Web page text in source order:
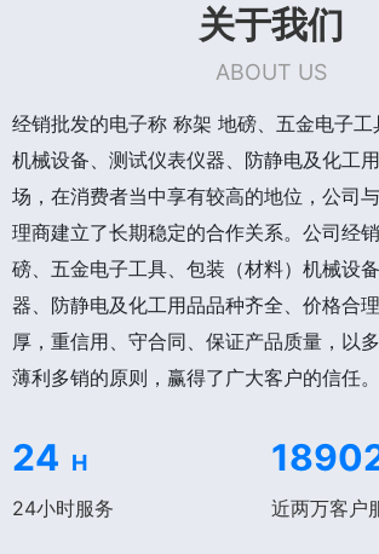
关于我们
ABOUT US
经销批发的电子称 称架 地磅、五金电子工
机械设备、测试仪表仪器、防静电及化工
场，在消费者当中享有较高的地位，公司
理商建立了长期稳定的合作关系。公司经
磅、五金电子工具、包装（材料）机械设
器、防静电及化工用品品种齐全、价格合
厚，重信用、守合同、保证产品质量，以
薄利多销的原则，赢得了广大客户的信任。
24 H
24小时服务 近两万客户